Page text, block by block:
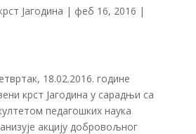
Јагодина | феб 16, 2016 |
18.02.2016. године
крст Јагодина у сарадњи са
педагошких наука
акцију добровољног